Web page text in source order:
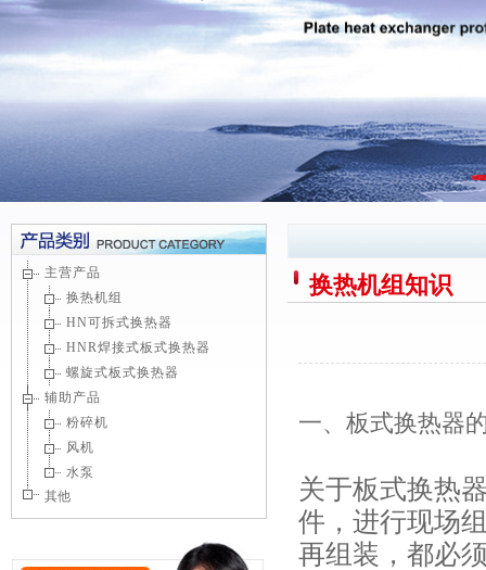
主营产品
换热机组
HN可拆式换热器
HNR焊接式板式换热器
螺旋式板式换热器
辅助产品
粉碎机
风机
水泵
其他
换热机组知识
一、板式换热器
关于板式换热
件，进行现场
再组装，都必